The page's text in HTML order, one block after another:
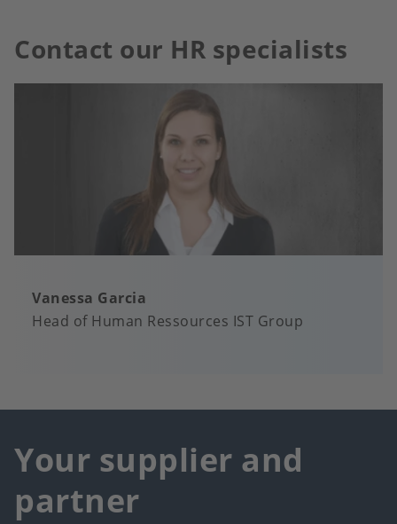
Contact our HR specialists
Vanessa Garcia
Head of Human Ressources IST Group
Your supplier and
partner